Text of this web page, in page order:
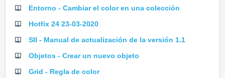
Entorno - Cambiar el color en una colección
Hotfix 24 23-03-2020
SII - Manual de actualización de la versión 1.1
Objetos - Crear un nuevo objeto
Grid - Regla de color